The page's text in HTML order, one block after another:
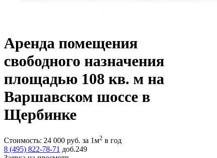
Аренда помещения
свободного назначения
площадью 108 кв. м на
Варшавском шоссе в
Щербинке
Стоимость: 24 000 руб. за 1м2 в год
8 (495) 822-78-71 доб.249